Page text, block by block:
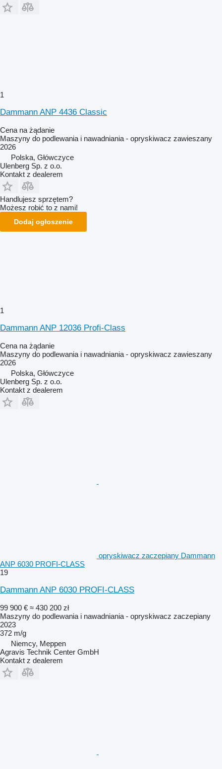
1
Dammann ANP 4436 Classic
Cena na żądanie
Maszyny do podlewania i nawadniania - opryskiwacz zawieszany
2026
Polska, Główczyce
Ulenberg Sp. z o.o.
Kontakt z dealerem
Handlujesz sprzętem?
Możesz robić to z nami!
Dodaj ogłoszenie
1
Dammann ANP 12036 Profi-Class
Cena na żądanie
Maszyny do podlewania i nawadniania - opryskiwacz zawieszany
2026
Polska, Główczyce
Ulenberg Sp. z o.o.
Kontakt z dealerem
opryskiwacz zaczepiany Dammann
ANP 6030 PROFI-CLASS
19
Dammann ANP 6030 PROFI-CLASS
99 900 € ≈ 430 200 zł
Maszyny do podlewania i nawadniania - opryskiwacz zaczepiany
2023
372 m/g
Niemcy, Meppen
Agravis Technik Center GmbH
Kontakt z dealerem